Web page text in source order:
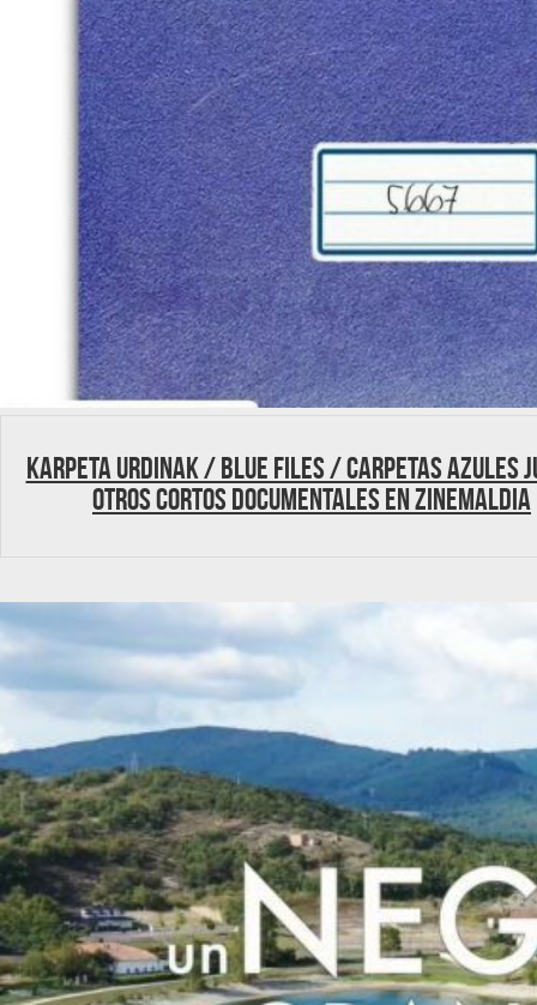
Karpeta Urdinak / Blue Files / Carpetas azules
otros cortos documentales en Zinemaldia